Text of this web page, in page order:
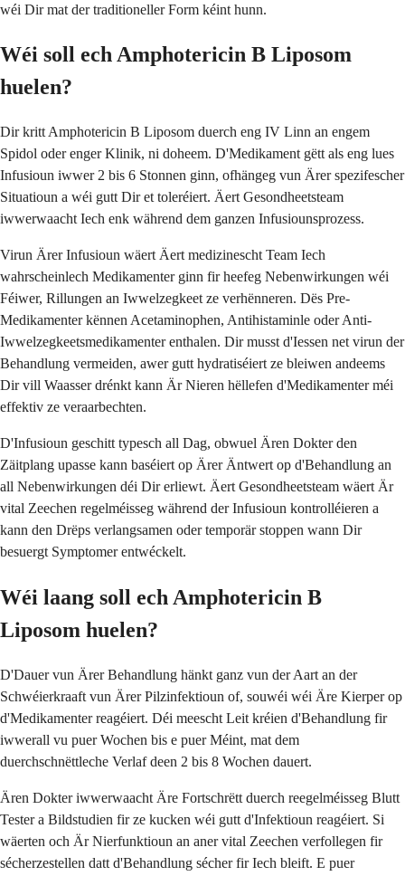
wéi Dir mat der traditioneller Form kéint hunn.
Wéi soll ech Amphotericin B Liposom
huelen?
Dir kritt Amphotericin B Liposom duerch eng IV Linn an engem
Spidol oder enger Klinik, ni doheem. D'Medikament gëtt als eng lues
Infusioun iwwer 2 bis 6 Stonnen ginn, ofhängeg vun Ärer spezifescher
Situatioun a wéi gutt Dir et toleréiert. Äert Gesondheetsteam
iwwerwaacht Iech enk während dem ganzen Infusiounsprozess.
Virun Ärer Infusioun wäert Äert medizinescht Team Iech
wahrscheinlech Medikamenter ginn fir heefeg Nebenwirkungen wéi
Féiwer, Rillungen an Iwwelzegkeet ze verhënneren. Dës Pre-
Medikamenter kënnen Acetaminophen, Antihistaminle oder Anti-
Iwwelzegkeetsmedikamenter enthalen. Dir musst d'Iessen net virun der
Behandlung vermeiden, awer gutt hydratiséiert ze bleiwen andeems
Dir vill Waasser drénkt kann Är Nieren hëllefen d'Medikamenter méi
effektiv ze veraarbechten.
D'Infusioun geschitt typesch all Dag, obwuel Ären Dokter den
Zäitplang upasse kann baséiert op Ärer Äntwert op d'Behandlung an
all Nebenwirkungen déi Dir erliewt. Äert Gesondheetsteam wäert Är
vital Zeechen regelméisseg während der Infusioun kontrolléieren a
kann den Drëps verlangsamen oder temporär stoppen wann Dir
besuergt Symptomer entwéckelt.
Wéi laang soll ech Amphotericin B
Liposom huelen?
D'Dauer vun Ärer Behandlung hänkt ganz vun der Aart an der
Schwéierkraaft vun Ärer Pilzinfektioun of, souwéi wéi Äre Kierper op
d'Medikamenter reagéiert. Déi meescht Leit kréien d'Behandlung fir
iwwerall vu puer Wochen bis e puer Méint, mat dem
duerchschnëttleche Verlaf deen 2 bis 8 Wochen dauert.
Ären Dokter iwwerwaacht Äre Fortschrëtt duerch reegelméisseg Blutt
Tester a Bildstudien fir ze kucken wéi gutt d'Infektioun reagéiert. Si
wäerten och Är Nierfunktioun an aner vital Zeechen verfollegen fir
sécherzestellen datt d'Behandlung sécher fir Iech bleift. E puer